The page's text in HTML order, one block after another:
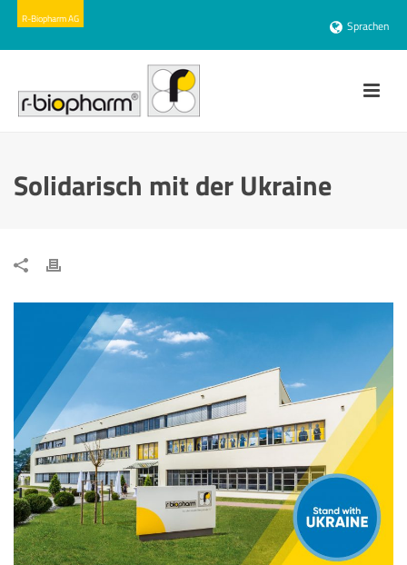
Sprachen
Solidarisch mit der Ukraine